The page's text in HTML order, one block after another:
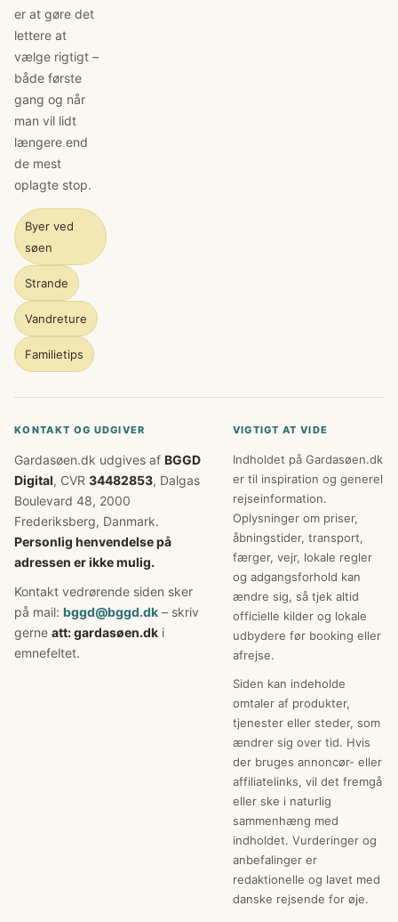
er at gøre det
lettere at
vælge rigtigt –
både første
gang og når
man vil lidt
længere end
de mest
oplagte stop.
Byer ved
søen
Strande
Vandreture
Familietips
KONTAKT OG UDGIVER
Gardasøen.dk udgives af BGGD
Digital, CVR 34482853, Dalgas
Boulevard 48, 2000
Frederiksberg, Danmark.
Personlig henvendelse på
adressen er ikke mulig.
Kontakt vedrørende siden sker
på mail: bggd@bggd.dk – skriv
gerne att: gardasøen.dk i
emnefeltet.
VIGTIGT AT VIDE
Indholdet på Gardasøen.dk
er til inspiration og generel
rejseinformation.
Oplysninger om priser,
åbningstider, transport,
færger, vejr, lokale regler
og adgangsforhold kan
ændre sig, så tjek altid
officielle kilder og lokale
udbydere før booking eller
afrejse.
Siden kan indeholde
omtaler af produkter,
tjenester eller steder, som
ændrer sig over tid. Hvis
der bruges annoncør- eller
affiliatelinks, vil det fremgå
eller ske i naturlig
sammenhæng med
indholdet. Vurderinger og
anbefalinger er
redaktionelle og lavet med
danske rejsende for øje.